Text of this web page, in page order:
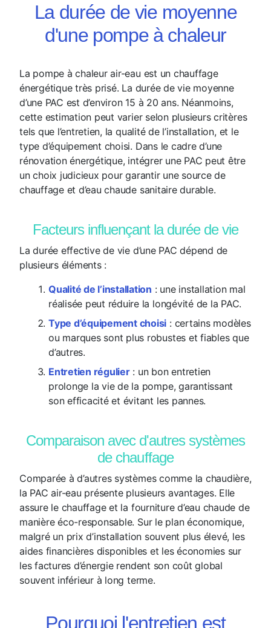
La durée de vie moyenne
d'une pompe à chaleur
La pompe à chaleur air-eau est un chauffage
énergétique très prisé. La durée de vie moyenne
d’une PAC est d’environ 15 à 20 ans. Néanmoins,
cette estimation peut varier selon plusieurs critères
tels que l’entretien, la qualité de l’installation, et le
type d’équipement choisi. Dans le cadre d’une
rénovation énergétique, intégrer une PAC peut être
un choix judicieux pour garantir une source de
chauffage et d’eau chaude sanitaire durable.
Facteurs influençant la durée de vie
La durée effective de vie d’une PAC dépend de
plusieurs éléments :
Qualité de l’installation : une installation mal
réalisée peut réduire la longévité de la PAC.
Type d’équipement choisi : certains modèles
ou marques sont plus robustes et fiables que
d’autres.
Entretien régulier: un bon entretien
prolonge la vie de la pompe, garantissant
son efficacité et évitant les pannes.
Comparaison avec d'autres systèmes
de chauffage
Comparée à d’autres systèmes comme la chaudière,
la PAC air-eau présente plusieurs avantages. Elle
assure le chauffage et la fourniture d’eau chaude de
manière éco-responsable. Sur le plan économique,
malgré un prix d’installation souvent plus élevé, les
aides financières disponibles et les économies sur
les factures d’énergie rendent son coût global
souvent inférieur à long terme.
Pourquoi l'entretien est